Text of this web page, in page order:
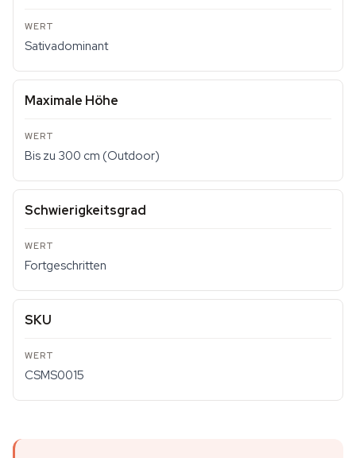
Sativadominant
Maximale Höhe
Bis zu 300 cm (Outdoor)
Schwierigkeitsgrad
Fortgeschritten
SKU
CSMS0015